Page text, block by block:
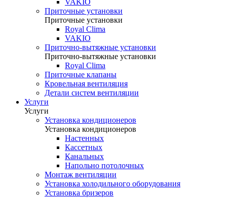
VAKIO
Приточные установки
Приточные установки
Royal Clima
VAKIO
Приточно-вытяжные установки
Приточно-вытяжные установки
Royal Clima
Приточные клапаны
Кровельная вентиляция
Детали систем вентиляции
Услуги
Услуги
Установка кондиционеров
Установка кондиционеров
Настенных
Кассетных
Канальных
Напольно потолочных
Монтаж вентиляции
Установка холодильного оборудования
Установка бризеров